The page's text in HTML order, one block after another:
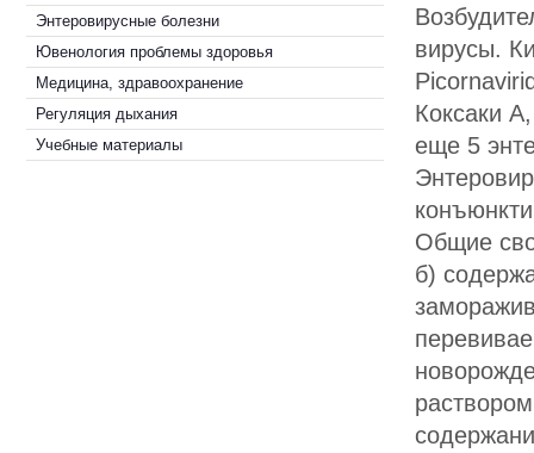
Энтеровирусные болезни
Ювенология проблемы здоровья
Медицина, здравоохранение
Регуляция дыхания
Учебные материалы
вирусы.
Коксаки
еще 5
Общие
б)